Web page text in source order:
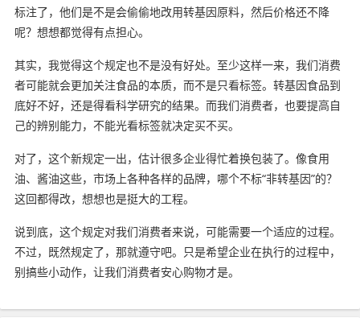
标注了，他们是不是会偷偷地改用转基因原料，然后价格还不降
呢？想想都觉得有点担心。
其实，我觉得这个规定也不是没有好处。至少这样一来，我们消费
者可能就会更加关注食品的本质，而不是只看标签。转基因食品到
底好不好，还是得看科学研究的结果。而我们消费者，也要提高自
己的辨别能力，不能光看标签就决定买不买。
对了，这个新规定一出，估计很多企业得忙着换包装了。像食用
油、酱油这些，市场上各种各样的品牌，哪个不标“非转基因”的？
这回都得改，想想也是挺大的工程。
说到底，这个规定对我们消费者来说，可能需要一个适应的过程。
不过，既然规定了，那就遵守吧。只是希望企业在执行的过程中，
别搞些小动作，让我们消费者安心购物才是。